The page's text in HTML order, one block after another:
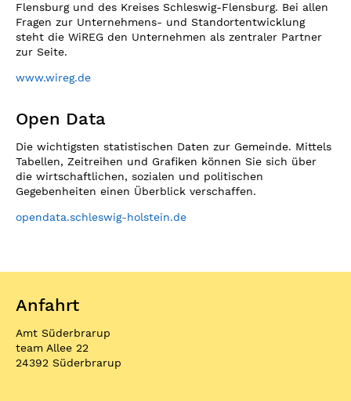
Flensburg und des Kreises Schleswig-Flensburg. Bei allen
Fragen zur Unternehmens- und Standortentwicklung
steht die WiREG den Unternehmen als zentraler Partner
zur Seite.
www.wireg.de
Open Data
Die wichtigsten statistischen Daten zur Gemeinde. Mittels
Tabellen, Zeitreihen und Grafiken können Sie sich über
die wirtschaftlichen, sozialen und politischen
Gegebenheiten einen Überblick verschaffen.
opendata.schleswig-holstein.de
Anfahrt
Amt Süderbrarup
team Allee 22
24392 Süderbrarup